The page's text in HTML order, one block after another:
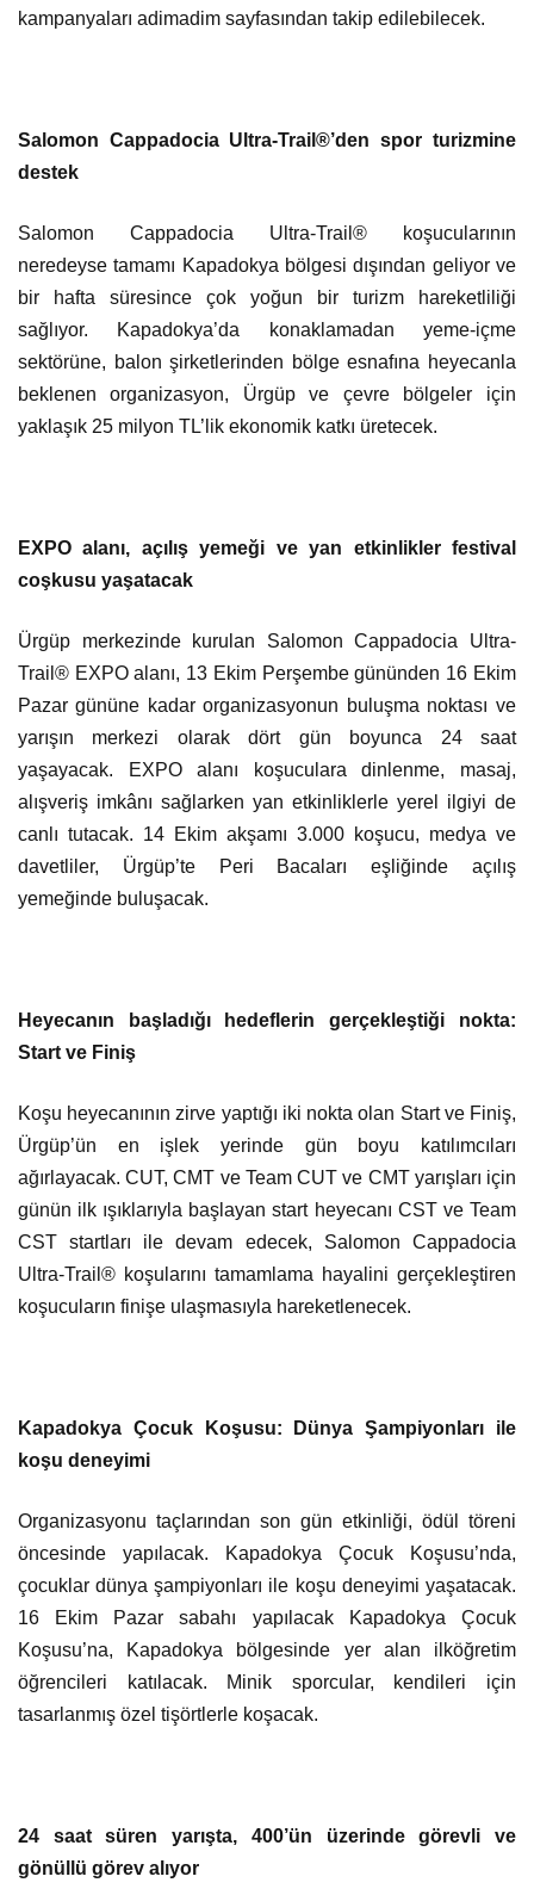
kampanyaları adimadim sayfasından takip edilebilecek.
Salomon Cappadocia Ultra-Trail®’den spor turizmine
destek
Salomon Cappadocia Ultra-Trail® koşucularının
neredeyse tamamı Kapadokya bölgesi dışından geliyor ve
bir hafta süresince çok yoğun bir turizm hareketliliği
sağlıyor. Kapadokya’da konaklamadan yeme-içme
sektörüne, balon şirketlerinden bölge esnafına heyecanla
beklenen organizasyon, Ürgüp ve çevre bölgeler için
yaklaşık 25 milyon TL’lik ekonomik katkı üretecek.
EXPO alanı, açılış yemeği ve yan etkinlikler festival
coşkusu yaşatacak
Ürgüp merkezinde kurulan Salomon Cappadocia Ultra-
Trail® EXPO alanı, 13 Ekim Perşembe gününden 16 Ekim
Pazar gününe kadar organizasyonun buluşma noktası ve
yarışın merkezi olarak dört gün boyunca 24 saat
yaşayacak. EXPO alanı koşuculara dinlenme, masaj,
alışveriş imkânı sağlarken yan etkinliklerle yerel ilgiyi de
canlı tutacak. 14 Ekim akşamı 3.000 koşucu, medya ve
davetliler, Ürgüp’te Peri Bacaları eşliğinde açılış
yemeğinde buluşacak.
Heyecanın başladığı hedeflerin gerçekleştiği nokta:
Start ve Finiş
Koşu heyecanının zirve yaptığı iki nokta olan Start ve Finiş,
Ürgüp’ün en işlek yerinde gün boyu katılımcıları
ağırlayacak. CUT, CMT ve Team CUT ve CMT yarışları için
günün ilk ışıklarıyla başlayan start heyecanı CST ve Team
CST startları ile devam edecek, Salomon Cappadocia
Ultra-Trail® koşularını tamamlama hayalini gerçekleştiren
koşucuların finişe ulaşmasıyla hareketlenecek.
Kapadokya Çocuk Koşusu: Dünya Şampiyonları ile
koşu deneyimi
Organizasyonu taçlarından son gün etkinliği, ödül töreni
öncesinde yapılacak. Kapadokya Çocuk Koşusu’nda,
çocuklar dünya şampiyonları ile koşu deneyimi yaşatacak.
16 Ekim Pazar sabahı yapılacak Kapadokya Çocuk
Koşusu’na, Kapadokya bölgesinde yer alan ilköğretim
öğrencileri katılacak. Minik sporcular, kendileri için
tasarlanmış özel tişörtlerle koşacak.
24 saat süren yarışta, 400’ün üzerinde görevli ve
gönüllü görev alıyor